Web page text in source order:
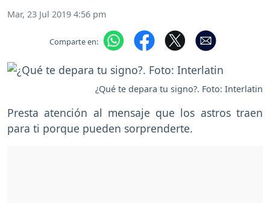
Mar, 23 Jul 2019 4:56 pm
Comparte en:
¿Qué te depara tu signo?. Foto: Interlatin
Presta atención al mensaje que los astros traen
para ti porque pueden sorprenderte.